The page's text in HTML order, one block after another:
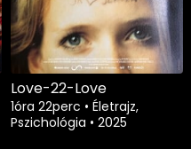
Love-22-Love
1óra 22perc • Életrajz,
Pszichológia • 2025